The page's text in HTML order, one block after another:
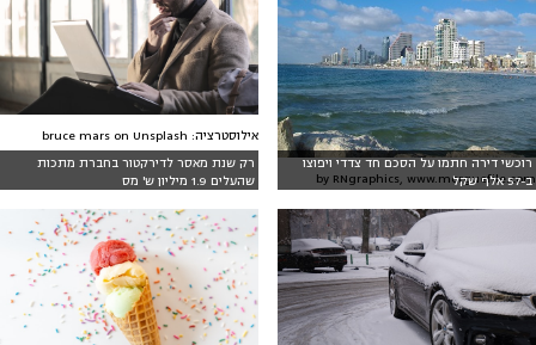
רוכשי דירה חתמו על הסכם חד צדדי ויפוצו
ב-57 אלף שקל
by RNgraphics, www.morguefile.com
רק שנת מאסר לדירקטור בחברת מתכות
שהעלים 1.9 מיליון ש' מס
אילוסטרציה: bruce mars on Unsplash